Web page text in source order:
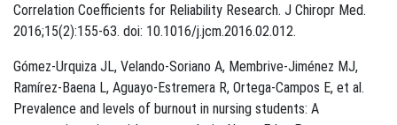
Correlation Coefficients for Reliability Research. J Chiropr Med.
2016;15(2):155-63. doi: 10.1016/j.jcm.2016.02.012.
Gómez-Urquiza JL, Velando-Soriano A, Membrive-Jiménez MJ,
Ramírez-Baena L, Aguayo-Estremera R, Ortega-Campos E, et al.
Prevalence and levels of burnout in nursing students: A